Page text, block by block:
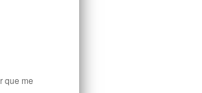
que me